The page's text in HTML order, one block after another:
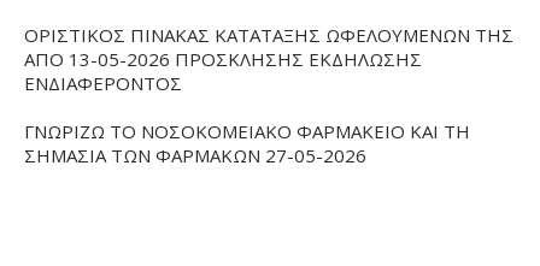
ΟΡΙΣΤΙΚΟΣ ΠΙΝΑΚΑΣ ΚΑΤΑΤΑΞΗΣ ΩΦΕΛΟΥΜΕΝΩΝ ΤΗΣ
ΑΠΟ 13-05-2026 ΠΡΟΣΚΛΗΣΗΣ ΕΚΔΗΛΩΣΗΣ
ΕΝΔΙΑΦΕΡΟΝΤΟΣ
ΓΝΩΡΙΖΩ ΤΟ ΝΟΣΟΚΟΜΕΙΑΚΟ ΦΑΡΜΑΚΕΙΟ ΚΑΙ ΤΗ
ΣΗΜΑΣΙΑ ΤΩΝ ΦΑΡΜΑΚΩΝ 27-05-2026